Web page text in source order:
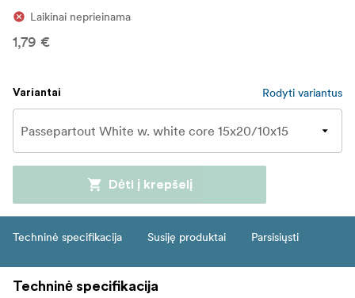
Laikinai neprieinama
1,79 €
Variantai Rodyti variantus
Dėti į krepšelį
Techninė specifikacija Susiję produktai Parsisiųsti
Techninė specifikacija